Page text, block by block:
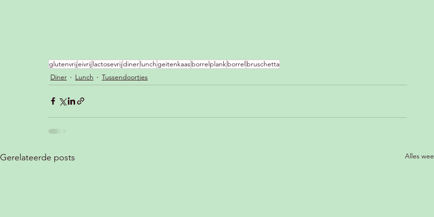
glutenvrijeivrijlactosevrijdinerlunch geitenkaasborrelplank borrelbruschetta
Diner
Lunch Tussendoortjes
Gerelateerde posts Alles